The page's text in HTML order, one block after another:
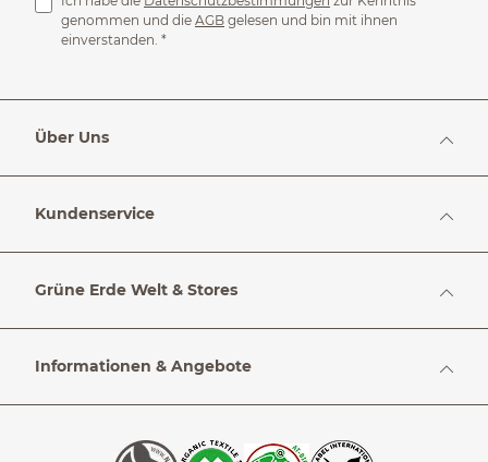
genommen und die AGB gelesen und bin mit ihnen
einverstanden. *
Über Uns
Kundenservice
Grüne Erde Welt & Stores
Informationen & Angebote